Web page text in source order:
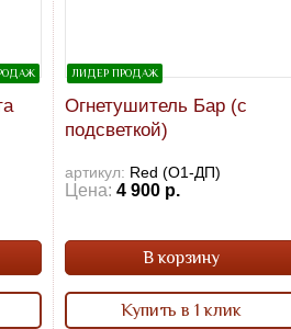
ЛИДЕР ПРОДАЖ
Огнетушитель Бар (с
подсветкой)
артикул: Red (О1-ДП)
Цена: 4 900 р.
В корзину
Купить в 1 клик